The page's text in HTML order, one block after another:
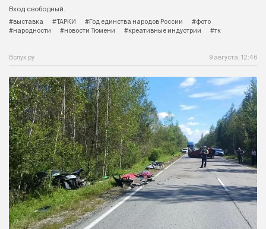
Вход свободный.
#выставка
#ТАРКИ #Год единства народов России
#фото
#народности
#новости Тюмени #креативные индустрии #тк
Вслух.ру 9 августа, 12:46